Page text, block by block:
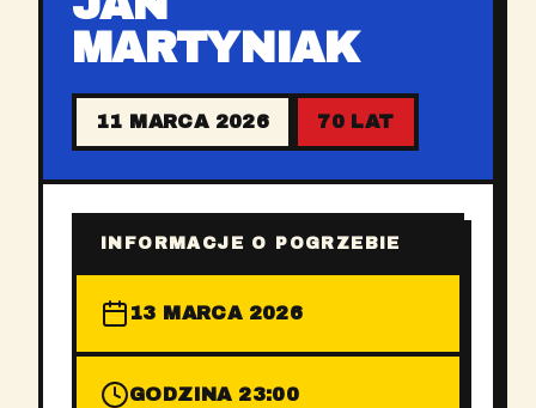
MARTYNIAK
11 MARCA 2026 70 LAT
INFORMACJE O POGRZEBIE
13 MARCA 2026
GODZINA 23:00